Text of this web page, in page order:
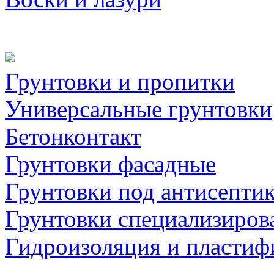
Грунтовки и пропитки
Универсальные грунтовки
Бетонконтакт
Грунтовки фасадные
Грунтовки под
Грунтовки
Гидроизоляция и